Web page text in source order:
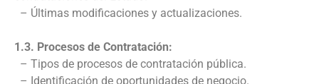
– Últimas modificaciones y actualizaciones.
1.3. Procesos de Contratación:
– Tipos de procesos de contratación pública.
– Identificación de oportunidades de negocio.